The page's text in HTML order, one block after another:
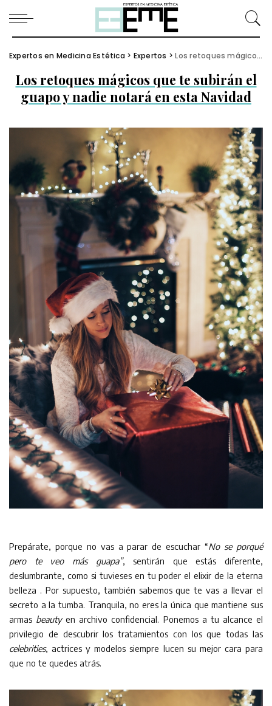
Expertos en Medicina Estética > Expertos >Los retoques mágicos que te subirán el guapo y nadie notará en esta Navidad
Los retoques mágicos que te subirán el
guapo y nadie notará en esta Navidad
Prepárate, porque no vas a parar de escuchar “No se porqué
pero te veo más guapa”, sentirán que estás diferente,
deslumbrante, como si tuvieses en tu poder el elixir de la eterna
belleza . Por supuesto, también sabemos que te vas a llevar el
secreto a la tumba. Tranquila, no eres la única que mantiene sus
armas beautyen archivo confidencial. Ponemos a tu alcance el
privilegio de descubrir los tratamientos con los que todas las
celebrities, actrices y modelos siempre lucen su mejor cara para
que no te quedes atrás.